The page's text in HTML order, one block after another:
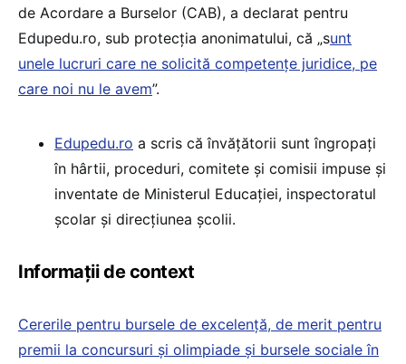
de Acordare a Burselor (CAB), a declarat pentru
Edupedu.ro, sub protecția anonimatului, că „sunt
unele lucruri care ne solicită competențe juridice, pe
care noi nu le avem”.
Edupedu.ro a scris că învățătorii sunt îngropați
în hârtii, proceduri, comitete și comisii impuse și
inventate de Ministerul Educației, inspectoratul
școlar și direcțiunea școlii.
Informații de context
Cererile pentru bursele de excelență, de merit pentru
premii la concursuri și olimpiade și bursele sociale în